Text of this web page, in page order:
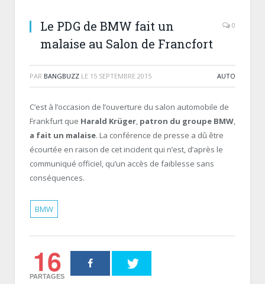
Le PDG de BMW fait un
malaise au Salon de Francfort
0
PAR BANGBUZZ LE 15 SEPTEMBRE 2015 AUTO
C’est à l’occasion de l’ouverture du salon automobile de
Frankfurt que Harald Krüger, patron du groupe BMW,
a fait un malaise. La conférence de presse a dû être
écourtée en raison de cet incident qui n’est, d’après le
communiqué officiel, qu’un accès de faiblesse sans
conséquences.
BMW
16
PARTAGES